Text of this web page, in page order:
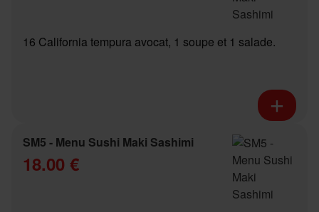
16 California tempura avocat, 1 soupe et 1 salade.
SM5 - Menu Sushi Maki Sashimi
18.00 €